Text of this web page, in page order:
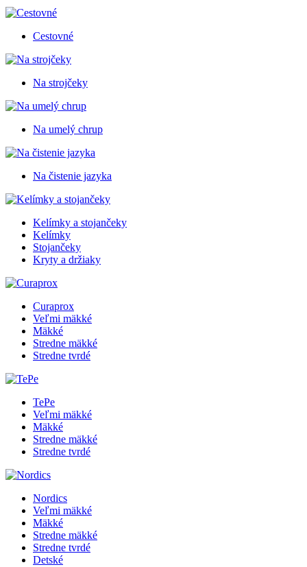
Cestovné
Na strojčeky
Na umelý chrup
Na čistenie jazyka
Kelímky a stojančeky
Kelímky
Stojančeky
Kryty a držiaky
Curaprox
Veľmi mäkké
Mäkké
Stredne mäkké
Stredne tvrdé
TePe
Veľmi mäkké
Mäkké
Stredne mäkké
Stredne tvrdé
Nordics
Veľmi mäkké
Mäkké
Stredne mäkké
Stredne tvrdé
Detské